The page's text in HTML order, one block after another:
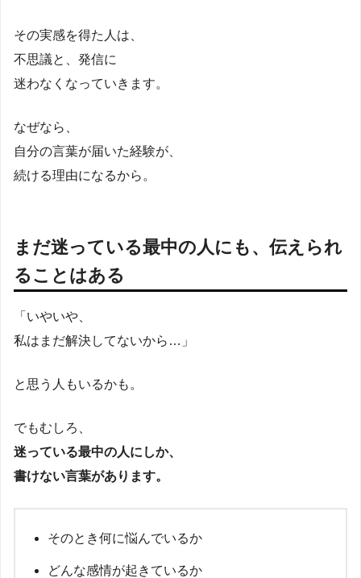
その実感を得た人は、
不思議と、発信に
迷わなくなっていきます。
なぜなら、
自分の言葉が届いた経験が、
続ける理由になるから。
まだ迷っている最中の人にも、伝えられ
ることはある
「いやいや、
私はまだ解決してないから…」
と思う人もいるかも。
でもむしろ、
迷っている最中の人にしか、
書けない言葉があります。
そのとき何に悩んでいるか
どんな感情が起きているか